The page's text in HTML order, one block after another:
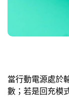
當行動電源處於
數；若是回充模